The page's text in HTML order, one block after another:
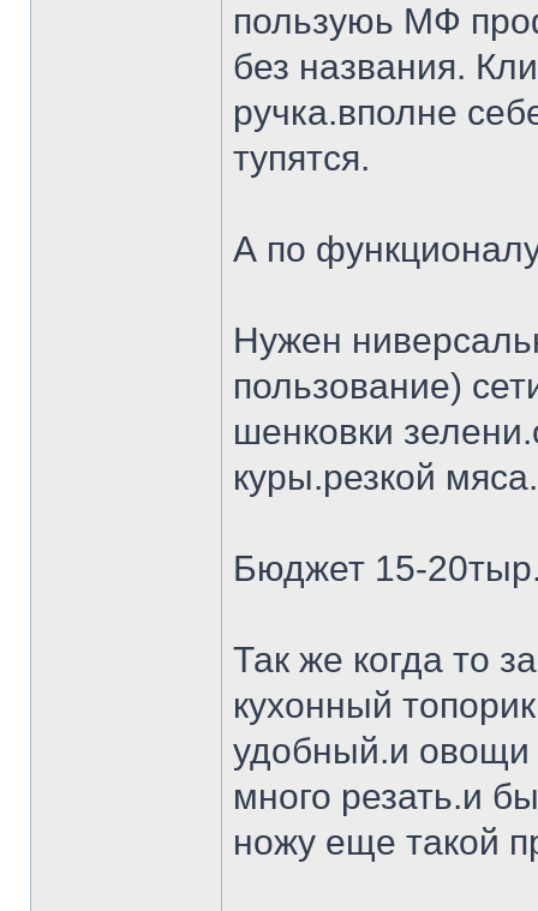
пользуюь МФ
без названия.
ручка.вполне
тупятся.
А по
Нужен
пользование)
шенковки
куры.резкой
Бюджет 15-
Так же когда то
кухонный
удобный.и овощи
много резать.и
ножу еще такой